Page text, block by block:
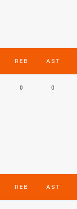
REB AST
0 0
REB AST